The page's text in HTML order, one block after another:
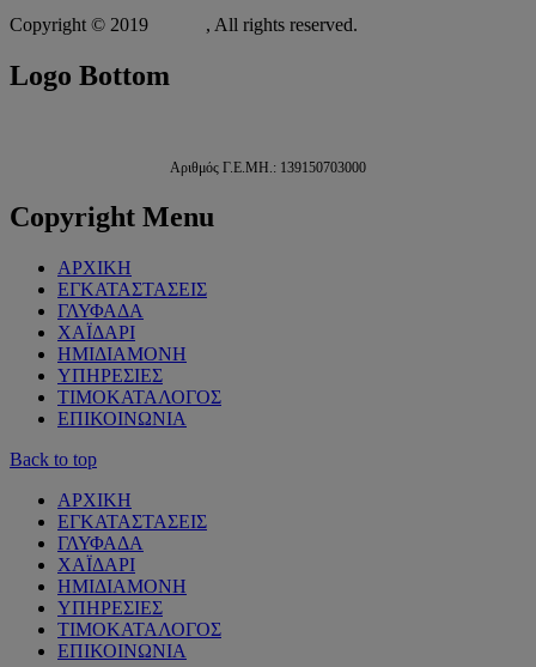
Copyright © 2019
, All rights reserved.
Logo Bottom
Αριθμός Γ.Ε.ΜΗ.: 139150703000
Copyright Menu
ΑΡΧΙΚΗ
ΕΓΚΑΤΑΣΤΑΣΕΙΣ
ΓΛΥΦΑΔΑ
ΧΑΪΔΑΡΙ
ΗΜΙΔΙΑΜΟΝΗ
ΥΠΗΡΕΣΙΕΣ
ΤΙΜΟΚΑΤΑΛΟΓΟΣ
ΕΠΙΚΟΙΝΩΝΙΑ
Back to top
ΑΡΧΙΚΗ
ΕΓΚΑΤΑΣΤΑΣΕΙΣ
ΓΛΥΦΑΔΑ
ΧΑΪΔΑΡΙ
ΗΜΙΔΙΑΜΟΝΗ
ΥΠΗΡΕΣΙΕΣ
ΤΙΜΟΚΑΤΑΛΟΓΟΣ
ΕΠΙΚΟΙΝΩΝΙΑ